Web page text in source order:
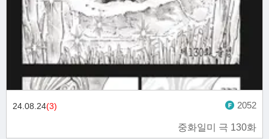
중화일미 극 130화
24.08.24(3) 2052